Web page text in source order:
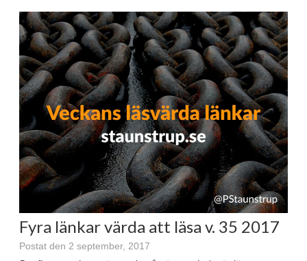
Fyra länkar värda att läsa v. 35 2017
Postat den 2 september, 2017